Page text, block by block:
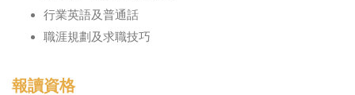
行業英語及普通話
職涯規劃及求職技巧
報讀資格